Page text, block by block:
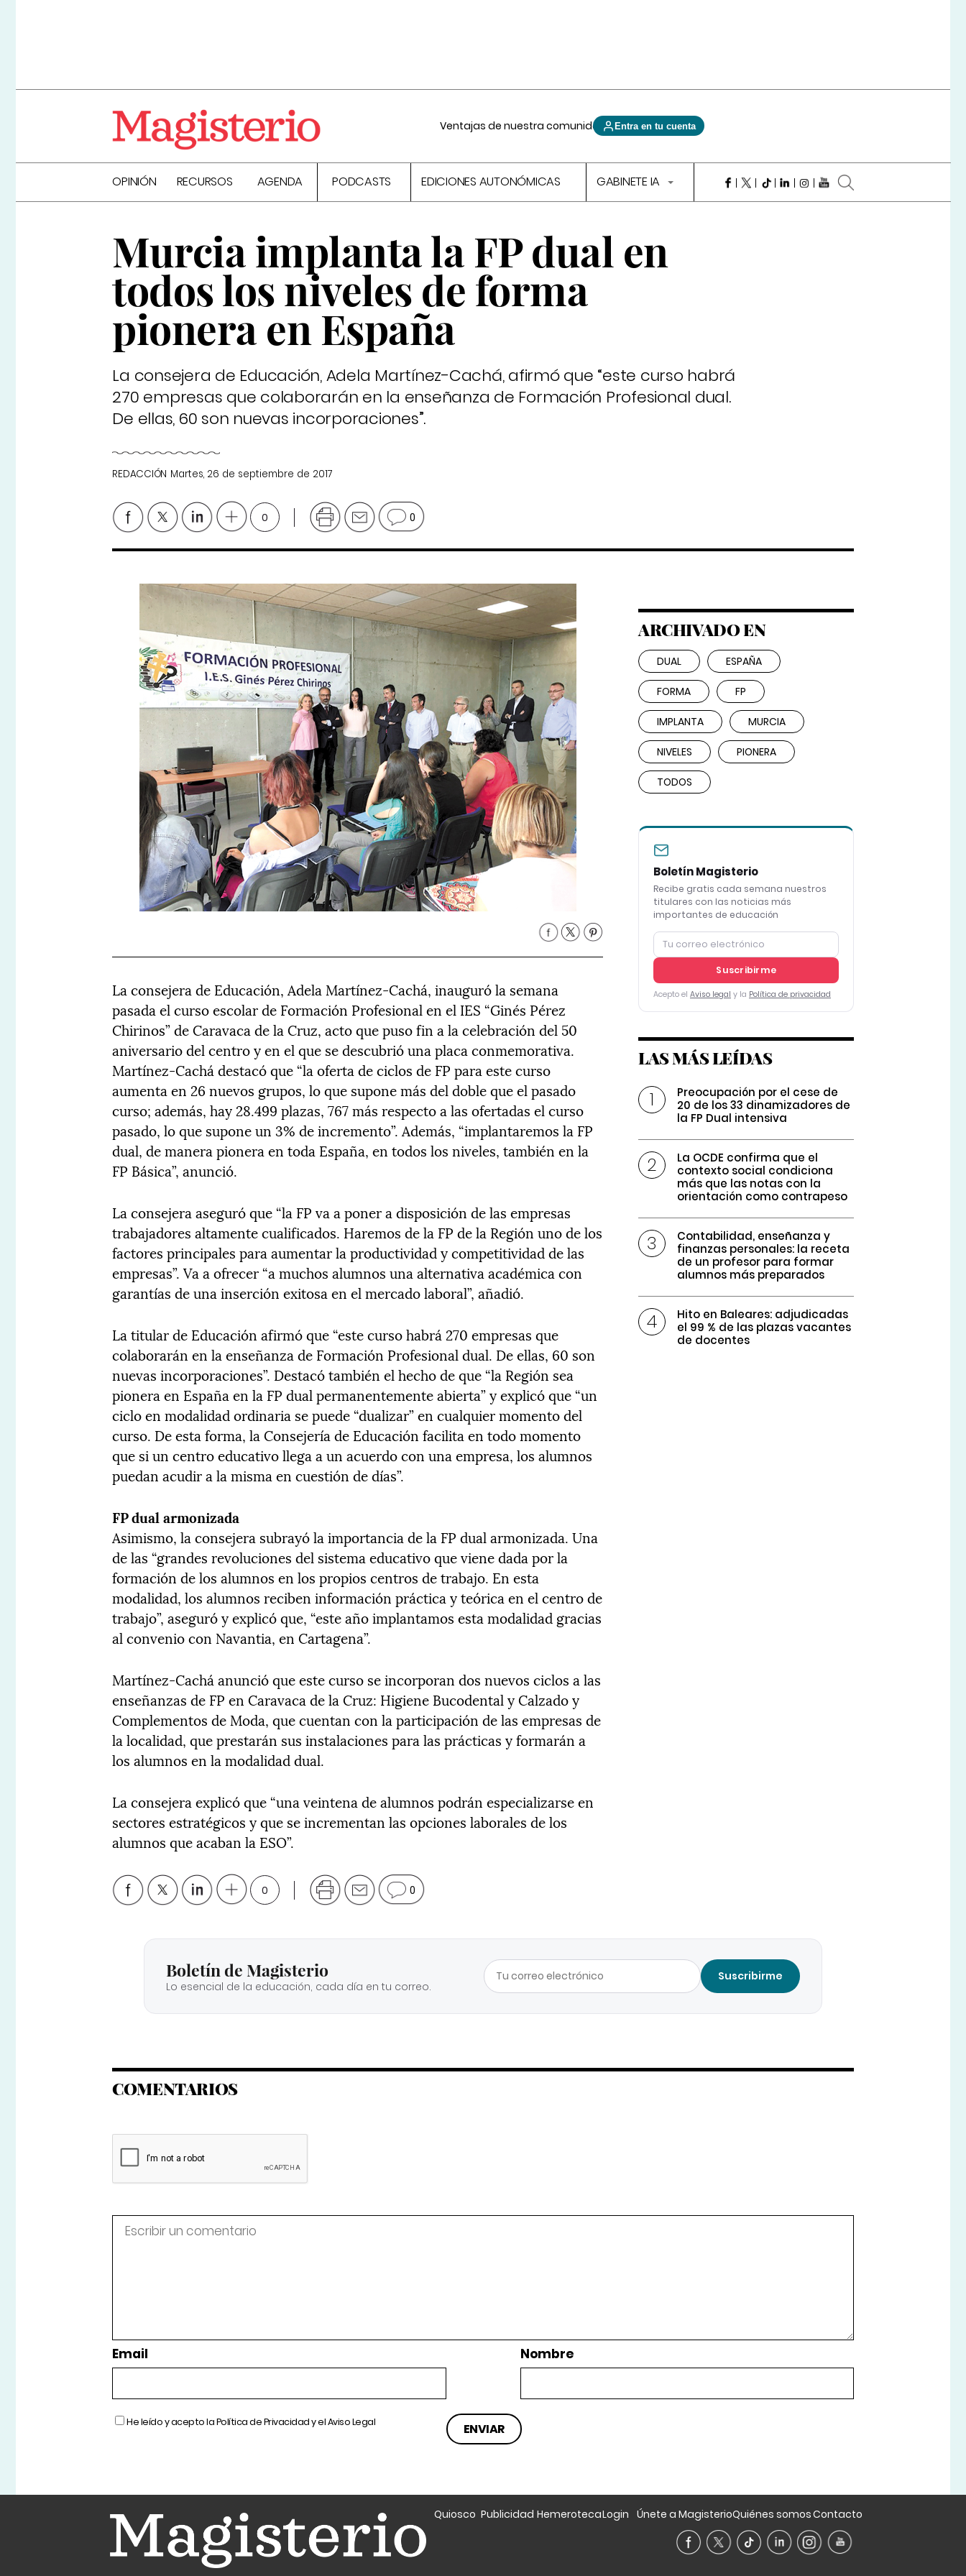
Ventajas de nuestra comunidad Entra en tu cuenta
OPINIÓN RECURSOS AGENDA PODCASTS EDICIONES AUTONÓMICAS GABINETE IA
Murcia implanta la FP dual en
todos los niveles de forma
pionera en España
La consejera de Educación, Adela Martínez-Cachá, afirmó que “este curso habrá
270 empresas que colaborarán en la enseñanza de Formación Profesional dual.
De ellas, 60 son nuevas incorporaciones”.
REDACCIÓN Martes, 26 de septiembre de 2017
0 0
La consejera de Educación, Adela Martínez-Cachá, inauguró la semana
pasada el curso escolar de Formación Profesional en el IES “Ginés Pérez
Chirinos” de Caravaca de la Cruz, acto que puso fin a la celebración del 50
aniversario del centro y en el que se descubrió una placa conmemorativa.
Martínez-Cachá destacó que “la oferta de ciclos de FP para este curso
aumenta en 26 nuevos grupos, lo que supone más del doble que el pasado
curso; además, hay 28.499 plazas, 767 más respecto a las ofertadas el curso
pasado, lo que supone un 3% de incremento”. Además, “implantaremos la FP
dual, de manera pionera en toda España, en todos los niveles, también en la
FP Básica”, anunció.
La consejera aseguró que “la FP va a poner a disposición de las empresas
trabajadores altamente cualificados. Haremos de la FP de la Región uno de los
factores principales para aumentar la productividad y competitividad de las
empresas”. Va a ofrecer “a muchos alumnos una alternativa académica con
garantías de una inserción exitosa en el mercado laboral”, añadió.
La titular de Educación afirmó que “este curso habrá 270 empresas que
colaborarán en la enseñanza de Formación Profesional dual. De ellas, 60 son
nuevas incorporaciones”. Destacó también el hecho de que “la Región sea
pionera en España en la FP dual permanentemente abierta” y explicó que “un
ciclo en modalidad ordinaria se puede “dualizar” en cualquier momento del
curso. De esta forma, la Consejería de Educación facilita en todo momento
que si un centro educativo llega a un acuerdo con una empresa, los alumnos
puedan acudir a la misma en cuestión de días”.
FP dual armonizada
Asimismo, la consejera subrayó la importancia de la FP dual armonizada. Una
de las “grandes revoluciones del sistema educativo que viene dada por la
formación de los alumnos en los propios centros de trabajo. En esta
modalidad, los alumnos reciben información práctica y teórica en el centro de
trabajo”, aseguró y explicó que, “este año implantamos esta modalidad gracias
al convenio con Navantia, en Cartagena”.
Martínez-Cachá anunció que este curso se incorporan dos nuevos ciclos a las
enseñanzas de FP en Caravaca de la Cruz: Higiene Bucodental y Calzado y
Complementos de Moda, que cuentan con la participación de las empresas de
la localidad, que prestarán sus instalaciones para las prácticas y formarán a
los alumnos en la modalidad dual.
La consejera explicó que “una veintena de alumnos podrán especializarse en
sectores estratégicos y que se incrementan las opciones laborales de los
alumnos que acaban la ESO”.
0 0
ARCHIVADO EN
DUAL ESPAÑA
FORMA FP
IMPLANTA MURCIA
NIVELES PIONERA
TODOS
Boletín Magisterio
Recibe gratis cada semana nuestros
titulares con las noticias más
importantes de educación
Suscribirme
Acepto el Aviso legal y la Política de privacidad
LAS MÁS LEÍDAS
Preocupación por el cese de
20 de los 33 dinamizadores de
la FP Dual intensiva
La OCDE confirma que el
contexto social condiciona
más que las notas con la
orientación como contrapeso
Contabilidad, enseñanza y
finanzas personales: la receta
de un profesor para formar
alumnos más preparados
Hito en Baleares: adjudicadas
el 99 % de las plazas vacantes
de docentes
Boletín de Magisterio
Lo esencial de la educación, cada día en tu correo.
Suscribirme
COMENTARIOS
Email Nombre
He leído y acepto laPolítica de Privacidady elAviso Legal
Quiosco Publicidad HemerotecaLogin Únete a MagisterioQuiénes somosContacto